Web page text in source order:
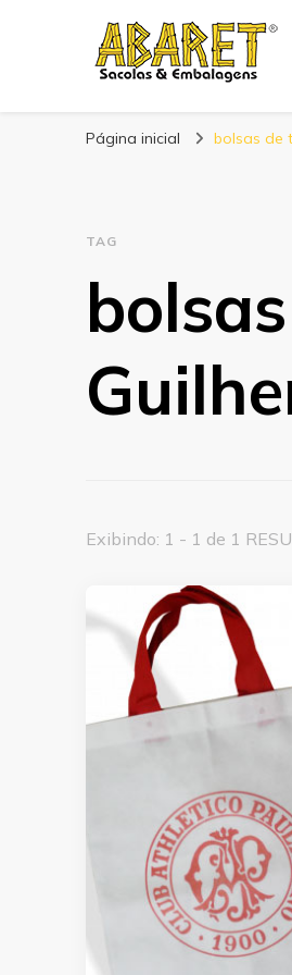
Abaret
Página inicial bolsas de
TAG
Exibindo: 1 - 1 de 1